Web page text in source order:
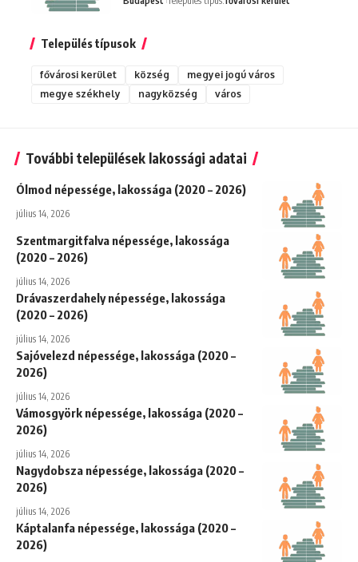
Település típusok
fővárosi kerület község
megyei jogú város
megye székhely
nagyközség város
További települések lakossági adatai
Ólmod népessége, lakossága (2020 – 2026)
július 14, 2026
Szentmargitfalva népessége, lakossága
(2020 – 2026)
július 14, 2026
Drávaszerdahely népessége, lakossága
(2020 – 2026)
július 14, 2026
Sajóvelezd népessége, lakossága (2020 –
2026)
július 14, 2026
Vámosgyörk népessége, lakossága (2020 –
2026)
július 14, 2026
Nagydobsza népessége, lakossága (2020 –
2026)
július 14, 2026
Káptalanfa népessége, lakossága (2020 –
2026)